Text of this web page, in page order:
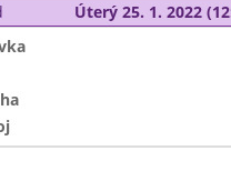
Úterý 25. 1. 2022